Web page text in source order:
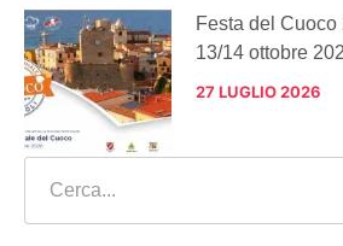
Festa del Cuoco
13/14 ottobre
27 LUGLIO 2026